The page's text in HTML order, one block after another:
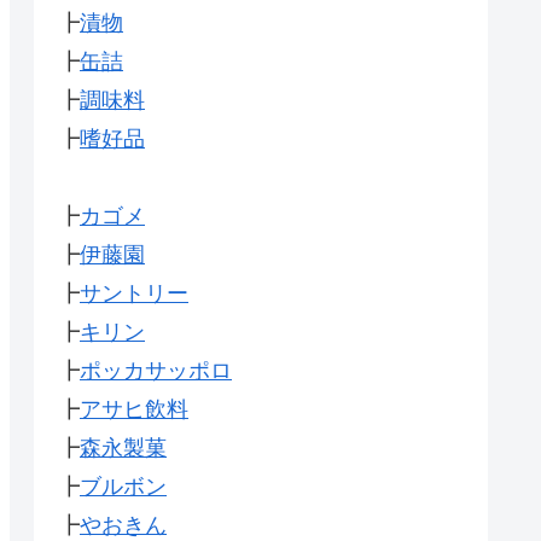
┣漬物
┣缶詰
┣調味料
┣嗜好品
┣カゴメ
┣伊藤園
┣サントリー
┣キリン
┣ポッカサッポロ
┣アサヒ飲料
┣森永製菓
┣ブルボン
┣やおきん